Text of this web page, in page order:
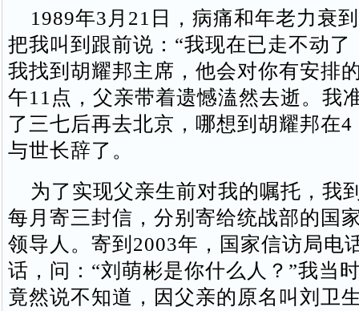
1989年3月21日，病痛和年老力衰
把我叫到跟前说：“我现在已走不动了
我找到胡耀邦主席，他会对你有安排
午11点，父亲带着遗憾溘然去逝。我
了三七后再去北京，哪想到胡耀邦在
与世长辞了。
为了实现父亲生前对我的嘱托，我
每月寄三封信，分别寄给统战部的国
领导人。寄到2003年，国家信访局电
话，问：“刘萌彬是你什么人？”我当
竟然说不知道，因父亲的原名叫刘卫